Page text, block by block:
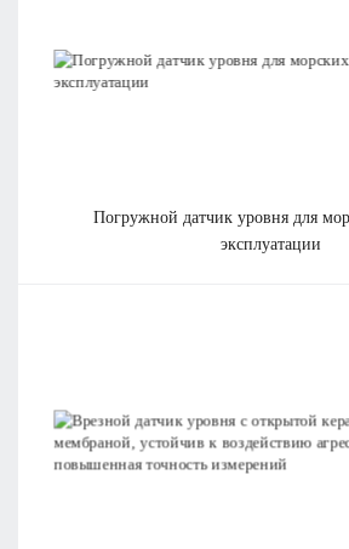
погружной датчик уровня для морских условий
эксплуатации